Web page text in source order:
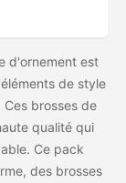
d'ornement est
de style
brosses de
qualité qui
Ce pack
des brosses